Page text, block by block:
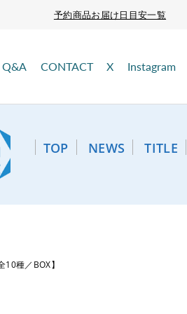
予約商品お届け日目安一覧
Q&A CONTACT X Instagram
TOP NEWS TITLE
種／BOX】